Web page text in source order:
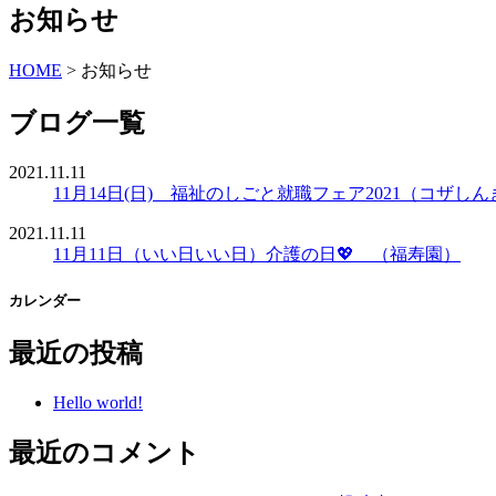
お知らせ
HOME > お知らせ
ブログ一覧
2021.11.11
11月14日(日) 福祉のしごと就職フェア2021（コザしん
2021.11.11
11月11日（いい日いい日）介護の日💖 （福寿園）
カレンダー
最近の投稿
Hello world!
最近のコメント